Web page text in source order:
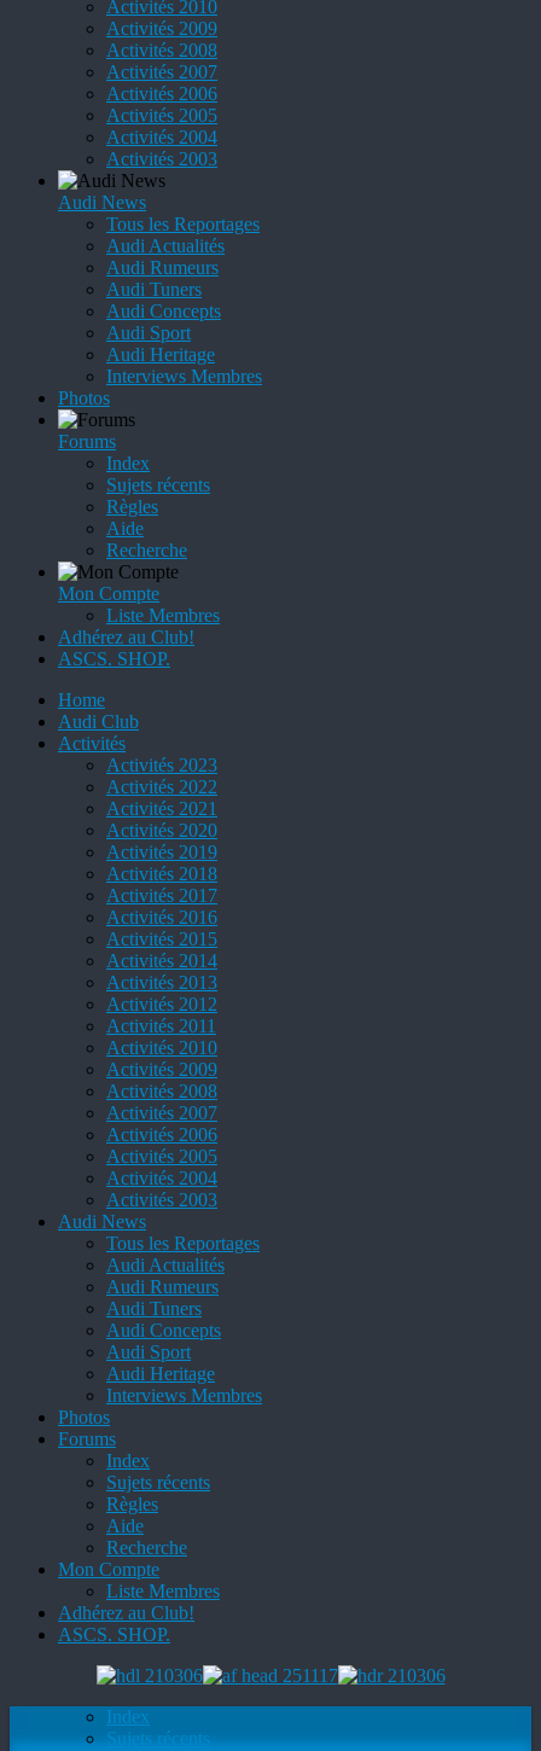
Activités 2010
Activités 2009
Activités 2008
Activités 2007
Activités 2006
Activités 2005
Activités 2004
Activités 2003
Audi News
Tous les Reportages
Audi Actualités
Audi Rumeurs
Audi Tuners
Audi Concepts
Audi Sport
Audi Heritage
Interviews Membres
Photos
Forums
Index
Sujets récents
Règles
Aide
Recherche
Mon Compte
Liste Membres
Adhérez au Club!
ASCS. SHOP.
Home
Audi Club
Activités
Activités 2023
Activités 2022
Activités 2021
Activités 2020
Activités 2019
Activités 2018
Activités 2017
Activités 2016
Activités 2015
Activités 2014
Activités 2013
Activités 2012
Activités 2011
Activités 2010
Activités 2009
Activités 2008
Activités 2007
Activités 2006
Activités 2005
Activités 2004
Activités 2003
Audi News
Tous les Reportages
Audi Actualités
Audi Rumeurs
Audi Tuners
Audi Concepts
Audi Sport
Audi Heritage
Interviews Membres
Photos
Forums
Index
Sujets récents
Règles
Aide
Recherche
Mon Compte
Liste Membres
Adhérez au Club!
ASCS. SHOP.
Index
Sujets récents